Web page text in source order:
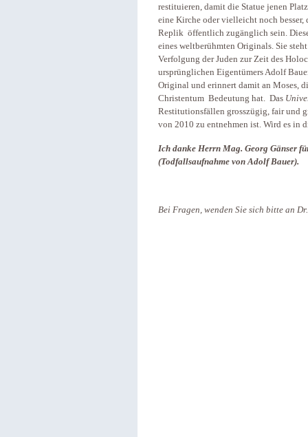
restituieren, damit die Statue jenen
eine Kirche oder vielleicht noch besser,
Replik öffentlich zugänglich sein.
eines weltberühmten Originals. Sie
Verfolgung der Juden zur Zeit des
ursprünglichen Eigentümers Adolf
Original und erinnert damit an Moses,
Christentum Bedeutung hat. Das
Restitutionsfällen grosszügig, fair und
von 2010 zu entnehmen ist. Wird es in
Ich danke Herrn Mag. Georg Gänser
(Todfallsaufnahme von Adolf Bauer).
Bei Fragen, wenden Sie sich bitte an